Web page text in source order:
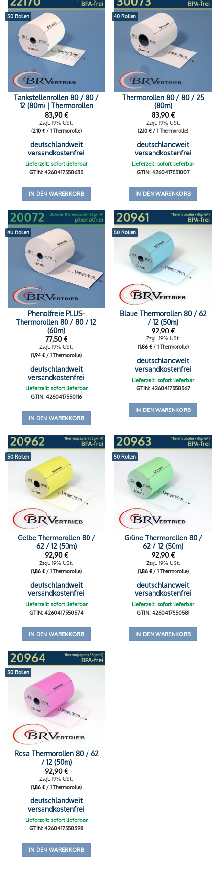
50 Rollen
Tankstellenrollen 80 / 80 /
12 (80m) | Thermorollen
83,90€
Zzgl. 19% USt.
(2,10 €/ 1 Thermorolle)
deutschlandweit
versandkostenfrei
Lieferzeit: sofort lieferbar
GTIN: 4260417550635
IN DEN WARENKORB
40 Rollen
Thermorollen 80 / 80 / 25
(80m)
83,90€
Zzgl. 19% USt.
(2,10€ / 1 Thermorolle)
deutschlandweit
versandkostenfrei
Lieferzeit: sofort lieferbar
GTIN: 4260417551007
IN DEN WARENKORB
40 Rollen
Phenolfreie PLUS-
Thermorollen 80 / 80 / 12
(60m)
77,50€
Zzgl. 19% USt.
(1,94€ / 1 Thermorolle)
deutschlandweit
versandkostenfrei
Lieferzeit: sofort lieferbar
GTIN: 4260417550116
IN DEN WARENKORB
50 Rollen
Blaue Thermorollen 80 / 62
/ 12 (50m)
92,90€
Zzgl. 19% USt.
(1,86 €/ 1 Thermorolle)
deutschlandweit
versandkostenfrei
Lieferzeit: sofort lieferbar
GTIN: 4260417550567
IN DEN WARENKORB
50 Rollen
Gelbe Thermorollen 80 /
62 / 12 (50m)
92,90€
Zzgl. 19% USt.
(1,86€ / 1 Thermorolle)
deutschlandweit
versandkostenfrei
Lieferzeit: sofort lieferbar
GTIN: 4260417550574
IN DEN WARENKORB
50 Rollen
Grüne Thermorollen 80 /
62 / 12 (50m)
92,90€
Zzgl. 19% USt.
(1,86 €/ 1 Thermorolle)
deutschlandweit
versandkostenfrei
Lieferzeit: sofort lieferbar
GTIN: 4260417550581
IN DEN WARENKORB
50 Rollen
Rosa Thermorollen 80 / 62
/ 12 (50m)
92,90€
Zzgl. 19% USt.
(1,86€ / 1 Thermorolle)
deutschlandweit
versandkostenfrei
Lieferzeit: sofort lieferbar
GTIN: 4260417550598
IN DEN WARENKORB